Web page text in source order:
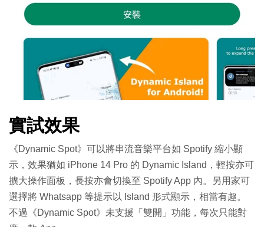
實試效果
《Dynamic Spot》可以將串流音樂平台如 Spotify 縮小顯
示，效果猶如 iPhone 14 Pro 的 Dynamic Island，輕按亦可
擴大操作面板，長按亦會切換至 Spotify App 內。另用家可
選擇將 Whatsapp 等提示以 Island 形式顯示，相當有趣。
不過《Dynamic Spot》未支援「雙開」功能，每次只能對